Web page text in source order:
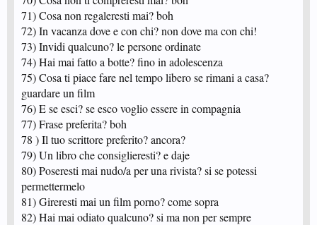
71) Cosa non regaleresti mai? boh
72) In vacanza dove e con chi? non dove ma con chi!
73) Invidi qualcuno? le persone ordinate
74) Hai mai fatto a botte? fino in adolescenza
75) Cosa ti piace fare nel tempo libero se rimani a casa?
guardare un film
76) E se esci? se esco voglio essere in compagnia
77) Frase preferita? boh
78 ) Il tuo scrittore preferito? ancora?
79) Un libro che consiglieresti? e daje
80) Poseresti mai nudo/a per una rivista? si se potessi
permettermelo
81) Gireresti mai un film porno? come sopra
82) Hai mai odiato qualcuno? si ma non per sempre